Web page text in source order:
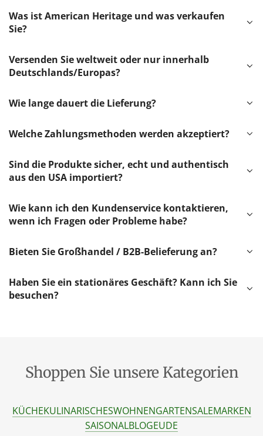
Was ist American Heritage und was verkaufen
Sie?
Versenden Sie weltweit oder nur innerhalb
Deutschlands/Europas?
Wie lange dauert die Lieferung?
Welche Zahlungsmethoden werden akzeptiert?
Sind die Produkte sicher, echt und authentisch
aus den USA importiert?
Wie kann ich den Kundenservice kontaktieren,
wenn ich Fragen oder Probleme habe?
Bieten Sie Großhandel / B2B-Belieferung an?
Haben Sie ein stationäres Geschäft? Kann ich Sie
besuchen?
Shoppen Sie unsere Kategorien
KÜCHEKULINARISCHESWOHNENGARTENSALEMARKEN
SAISONALBLOGEUDE